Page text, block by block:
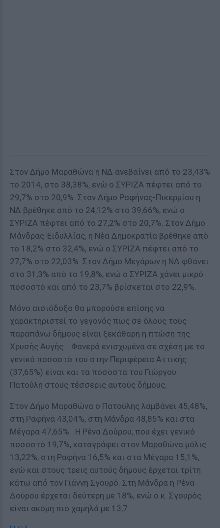
Στον ∆ήµο Μαραθώνα η Ν∆ ανεβαίνει από το 23,43%
το 2014, στο 38,38%, ενώ ο ΣΥΡΙΖΑ πέφτει από το
29,7% στο 20,9%. Στον ∆ήµο Ραφήνας-Πικερµίου η
Ν∆ βρέθηκε από το 24,12% στο 39,66%, ενώ ο
ΣΥΡΙΖΑ πέφτει από το 27,2% στο 20,7%. Στον ∆ήµο
Μάνδρας-Ειδυλλίας, η Νέα ∆ηµοκρατία βρέθηκε από
το 18,2% στο 32,4%, ενώ ο ΣΥΡΙΖΑ πέφτει από το
27,7% στο 22,03%. Στον ∆ήµο Μεγάρων η ΝΔ φθάνει
στο 31,3% από το 19,8%, ενώ ο ΣΥΡΙΖΑ χάνει µικρό
ποσοστό και από το 23,7% βρίσκεται στο 22,9%.
Μόνο αισιόδοξο θα μπορούσε επίσης να
χαρακτηριστεί το γεγονός πως σε όλους τους
παραπάνω δήµους είναι ξεκάθαρη η πτώση της
Χρυσής Αυγής. Φανερά ενισχυµένα σε σχέση µε το
γενικό ποσοστό του στην Περιφέρεια Αττικής
(37,65%) είναι και τα ποσοστά του Γιώργου
Πατούλη στους τέσσερις αυτούς δήµους.
Στον ∆ήµο Μαραθώνα ο Πατούλης λαµβάνει 45,48%,
στη Ραφήνα 43,04%, στη Μάνδρα 48,85% και στα
Μέγαρα 47,65% Η Ρένα Δούρου, που έχει γενικό
ποσοστό 19,7%, καταγράφει στον Μαραθώνα μόλις
13,22%, στη Ραφήνα 16,5% και στα Μέγαρα 15,1%,
ενώ και στους τρεις αυτούς δήµους έρχεται τρίτη
κάτω από τον Γιάννη Σγουρό. Στη Μάνδρα η Ρένα
∆ούρου έρχεται δεύτερη µε 18%, ενώ ο κ. Σγουρός
είναι ακόµη πιο χαµηλά µε 13,7